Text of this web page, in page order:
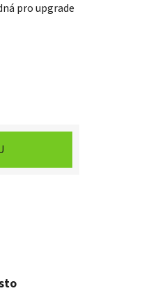
pro upgrade